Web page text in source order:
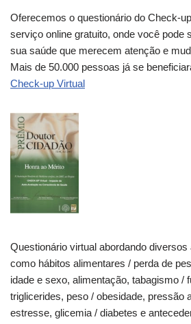
Oferecemos o questionário do Check-
serviço online gratuito, onde você pode
sua saúde que merecem atenção e
Mais de 50.000 pessoas já se
Check-up Virtual
Questionário virtual abordando
como hábitos alimentares / perda de
idade e sexo, alimentação, tabagismo /
triglicerides, peso / obesidade, pressão
estresse, glicemia / diabetes e